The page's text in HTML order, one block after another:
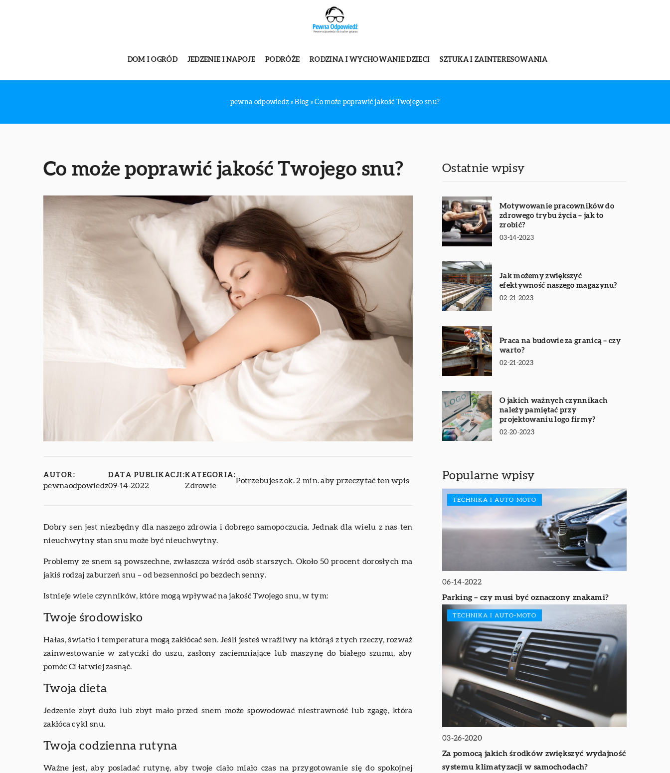
DOM I OGRÓD JEDZENIE I NAPOJE PODRÓŻE RODZINA I WYCHOWANIE DZIECI SZTUKA I ZAINTERESOWANIA
pewna odpowiedz »Blog »Co może poprawić jakość Twojego snu?
Co może poprawić jakość Twojego snu?
AUTOR:
pewnaodpowiedz
DATA PUBLIKACJI:
09-14-2022
KATEGORIA:
Zdrowie
Potrzebujesz ok. 2 min. aby przeczytać ten wpis
Dobry sen jest niezbędny dla naszego zdrowia i dobrego samopoczucia. Jednak dla wielu z nas ten
nieuchwytny stan snu może być nieuchwytny.
Problemy ze snem są powszechne, zwłaszcza wśród osób starszych. Około 50 procent dorosłych ma
jakiś rodzaj zaburzeń snu – od bezsenności po bezdech senny.
Istnieje wiele czynników, które mogą wpływać na jakość Twojego snu, w tym:
Twoje środowisko
Hałas, światło i temperatura mogą zakłócać sen. Jeśli jesteś wrażliwy na którąś z tych rzeczy, rozważ
zainwestowanie w zatyczki do uszu, zasłony zaciemniające lub maszynę do białego szumu, aby
pomóc Ci łatwiej zasnąć.
Twoja dieta
Jedzenie zbyt dużo lub zbyt mało przed snem może spowodować niestrawność lub zgagę, która
zakłóca cykl snu.
Twoja codzienna rutyna
Ważne jest, aby posiadać rutynę, aby twoje ciało miało czas na przygotowanie się do spokojnej
Ostatnie wpisy
Motywowanie pracowników do
zdrowego trybu życia – jak to
zrobić?
03-14-2023
Jak możemy zwiększyć
efektywność naszego magazynu?
02-21-2023
Praca na budowie za granicą – czy
warto?
02-21-2023
O jakich ważnych czynnikach
należy pamiętać przy
projektowaniu logo firmy?
02-20-2023
Popularne wpisy
TECHNIKA I AUTO-MOTO
06-14-2022
Parking – czy musi być oznaczony znakami?
TECHNIKA I AUTO-MOTO
03-26-2020
Za pomocą jakich środków zwiększyć wydajność
systemu klimatyzacji w samochodach?